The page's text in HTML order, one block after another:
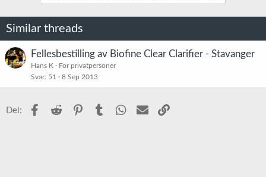
Similar threads
Fellesbestilling av Biofine Clear Clarifier - Stavanger
Hans K
For privatpersoner
Svar 51 8 Sep 2013
Del: Facebook
Reddit PinterestTumblr WhatsApp
E-post